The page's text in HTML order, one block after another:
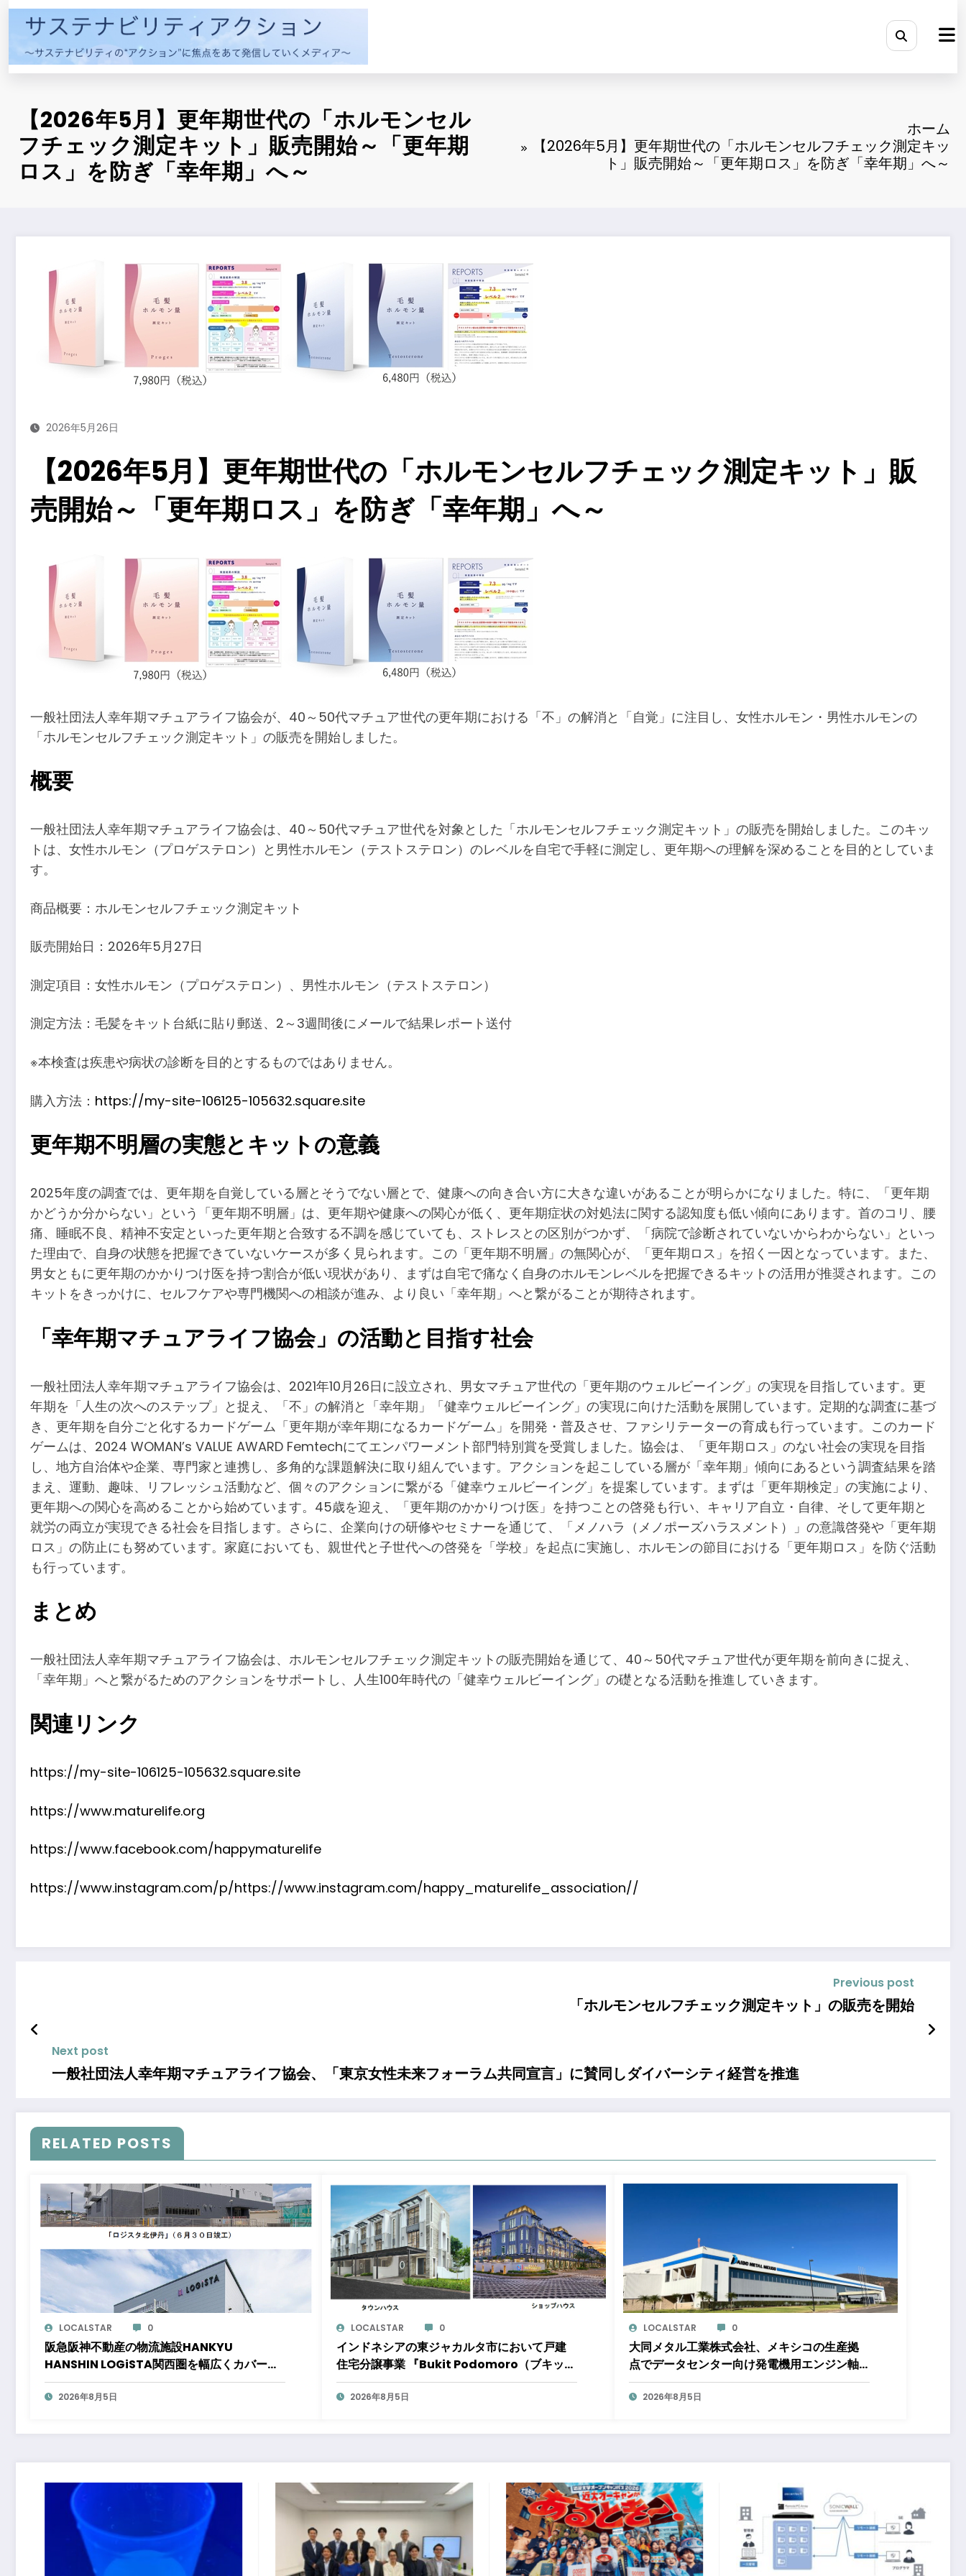
コ
ン
【2026年5月】更年期世代の「ホルモンセル
フチェック測定キット」販売開始～「更年期
ロス」を防ぎ「幸年期」へ～
ホーム
【2026年5月】更年期世代の「ホルモンセルフチェック測定キッ
ト」販売開始～「更年期ロス」を防ぎ「幸年期」へ～
2026年5月26日
【2026年5月】更年期世代の「ホルモンセルフチェック測定キット」販
売開始～「更年期ロス」を防ぎ「幸年期」へ～
一般社団法人幸年期マチュアライフ協会が、40～50代マチュア世代の更年期における「不」の解消と「自覚」に注目し、女性ホルモン・男性ホルモンの
「ホルモンセルフチェック測定キット」の販売を開始しました。
概要
一般社団法人幸年期マチュアライフ協会は、40～50代マチュア世代を対象とした「ホルモンセルフチェック測定キット」の販売を開始しました。このキッ
トは、女性ホルモン（プロゲステロン）と男性ホルモン（テストステロン）のレベルを自宅で手軽に測定し、更年期への理解を深めることを目的としていま
す。
商品概要：ホルモンセルフチェック測定キット
販売開始日：2026年5月27日
測定項目：女性ホルモン（プロゲステロン）、男性ホルモン（テストステロン）
測定方法：毛髪をキット台紙に貼り郵送、2～3週間後にメールで結果レポート送付
※本検査は疾患や病状の診断を目的とするものではありません。
購入方法： https://my-site-106125-105632.square.site
更年期不明層の実態とキットの意義
2025年度の調査では、更年期を自覚している層とそうでない層とで、健康への向き合い方に大きな違いがあることが明らかになりました。特に、「更年期
かどうか分からない」という「更年期不明層」は、更年期や健康への関心が低く、更年期症状の対処法に関する認知度も低い傾向にあります。首のコリ、腰
痛、睡眠不良、精神不安定といった更年期と合致する不調を感じていても、ストレスとの区別がつかず、「病院で診断されていないからわからない」といっ
た理由で、自身の状態を把握できていないケースが多く見られます。この「更年期不明層」の無関心が、「更年期ロス」を招く一因となっています。また、
男女ともに更年期のかかりつけ医を持つ割合が低い現状があり、まずは自宅で痛なく自身のホルモンレベルを把握できるキットの活用が推奨されます。この
キットをきっかけに、セルフケアや専門機関への相談が進み、より良い「幸年期」へと繋がることが期待されます。
「幸年期マチュアライフ協会」の活動と目指す社会
一般社団法人幸年期マチュアライフ協会は、2021年10月26日に設立され、男女マチュア世代の「更年期のウェルビーイング」の実現を目指しています。更
年期を「人生の次へのステップ」と捉え、「不」の解消と「幸年期」「健幸ウェルビーイング」の実現に向けた活動を展開しています。定期的な調査に基づ
き、更年期を自分ごと化するカードゲーム「更年期が幸年期になるカードゲーム」を開発・普及させ、ファシリテーターの育成も行っています。このカード
ゲームは、2024 WOMAN’s VALUE AWARD Femtechにてエンパワーメント部門特別賞を受賞しました。協会は、「更年期ロス」のない社会の実現を目指
し、地方自治体や企業、専門家と連携し、多角的な課題解決に取り組んでいます。アクションを起こしている層が「幸年期」傾向にあるという調査結果を踏
まえ、運動、趣味、リフレッシュ活動など、個々のアクションに繋がる「健幸ウェルビーイング」を提案しています。まずは「更年期検定」の実施により、
更年期への関心を高めることから始めています。45歳を迎え、「更年期のかかりつけ医」を持つことの啓発も行い、キャリア自立・自律、そして更年期と
就労の両立が実現できる社会を目指します。さらに、企業向けの研修やセミナーを通じて、「メノハラ（メノポーズハラスメント）」の意識啓発や「更年期
ロス」の防止にも努めています。家庭においても、親世代と子世代への啓発を「学校」を起点に実施し、ホルモンの節目における「更年期ロス」を防ぐ活動
も行っています。
まとめ
一般社団法人幸年期マチュアライフ協会は、ホルモンセルフチェック測定キットの販売開始を通じて、40～50代マチュア世代が更年期を前向きに捉え、
「幸年期」へと繋がるためのアクションをサポートし、人生100年時代の「健幸ウェルビーイング」の礎となる活動を推進していきます。
関連リンク
https://my-site-106125-105632.square.site
https://www.maturelife.org
https://www.facebook.com/happymaturelife
https://www.instagram.com/p/https://www.instagram.com/happy_maturelife_association//
Previous post
「ホルモンセルフチェック測定キット」の販売を開始
Next post
一般社団法人幸年期マチュアライフ協会、「東京女性未来フォーラム共同宣言」に賛同しダイバーシティ経営を推進
RELATED POSTS
LOCALSTAR 0
阪急阪神不動産の物流施設HANKYU
HANSHIN LOGiSTA関西圏を幅広くカバーで
きる好立地に新たな物流施設が誕生「ロジス
タ北伊丹」と「ロジスタ京都伏見」が竣工し
2026年8月5日
LOCALSTAR 0
インドネシアの東ジャカルタ市において戸建
住宅分譲事業 『Bukit Podomoro（ブキット
ポドモロ）』に参画しますタウンハウスとシ
ョップハウスを合わせた総戸数432戸のプロジ
2026年8月5日
LOCALSTAR 0
大同メタル工業株式会社、メキシコの生産拠
点でデータセンター向け発電機用エンジン軸
受の生産能力増強投資を決定 ～北米顧客と
の生産コミットメント契約締結に基づく40億
2026年8月5日